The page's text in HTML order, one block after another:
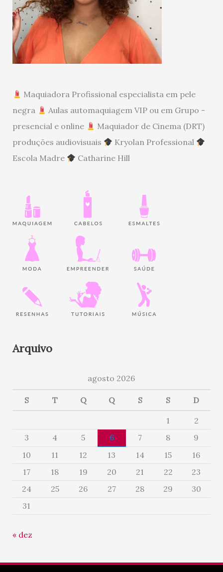
Maquiadora Profissional especialista em pele
negra
Aulas automaquiagem VIP ou em Grupo -
presencial e online
Maquiador de Cinema (DRT)
produções audiovisuais
Kryolan Professional
Escola Madre
Catharine Hill
Arquivo
agosto 2026
S T Q Q S S D
1
2
3
4 5 6 7 8
9
10
11 12 13 14 15
16
17
18 19 20 21 22
23
24
25 26 27 28 29
30
31
« dez